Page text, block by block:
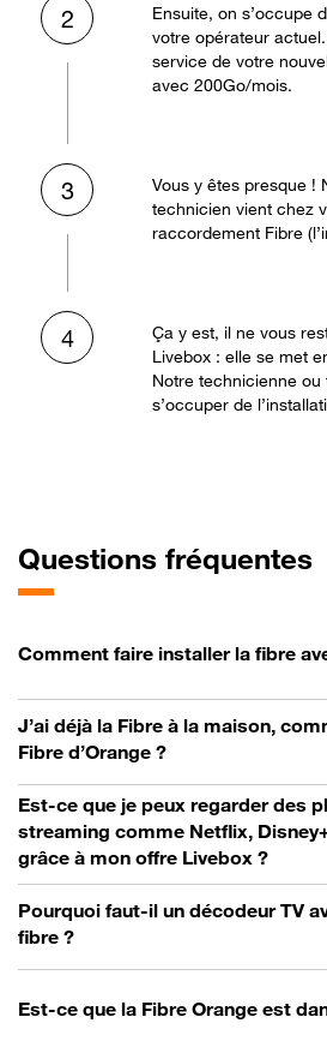
2
Ensuite, on s’occupe
votre opérateur
service de votre
avec 200Go/mois.
3
Vous y êtes presque !
technicien vient chez
raccordement Fibre
4
Ça y est, il ne vous
Livebox : elle se met
Notre technicienne
s’occuper de
Questions fréquentes
Comment faire installer la fibre
J’ai déjà la Fibre à la maison,
Fibre d’Orange ?
Est-ce que je peux regarder des
streaming comme Netflix,
grâce à mon offre Livebox ?
Pourquoi faut-il un décodeur TV
fibre ?
Est-ce que la Fibre Orange est